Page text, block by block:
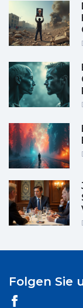
Folgen Sie